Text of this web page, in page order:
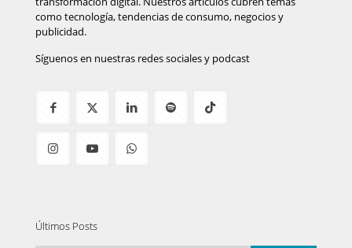
como tecnología, tendencias de consumo, negocios y
publicidad.
Síguenos en nuestras redes sociales y podcast
Últimos Posts